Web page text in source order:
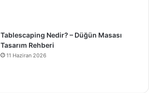
Tablescaping Nedir? – Düğün Masası
Tasarım Rehberi
11 Haziran 2026